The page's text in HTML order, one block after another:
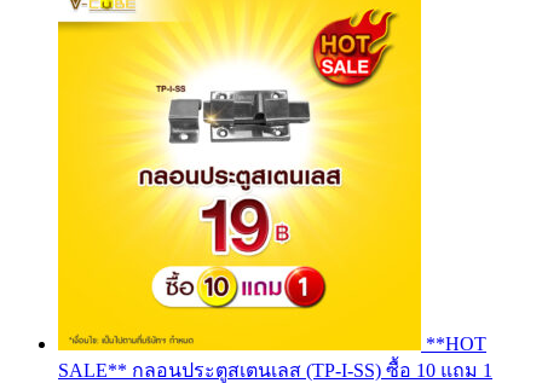
฿2,243.50
through
฿3,468.50
**HOT
SALE** กลอนประตูสเตนเลส (TP-I-SS) ซื้อ 10 แถม 1